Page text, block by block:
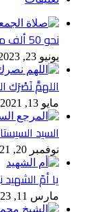
نحو 50 ألف مصلٍّ أدوا صلاة الجمعة في الأقصى
يونيو 23, 2023
اللهمَّ نَصْرَك
مايو 13, 2021
السيد
نوفمبر 20, 2021
يا أمّ
مارس 11, 2023